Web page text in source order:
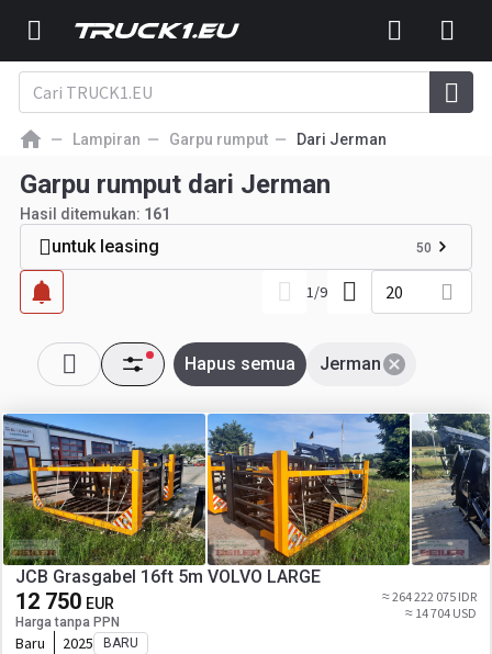
Lampiran Garpu rumput Dari Jerman
Garpu rumput dari Jerman
Hasil ditemukan: 161
untuk leasing 50
1/9 20
Jerman
Hapus semua
JCB Grasgabel 16ft 5m VOLVO LARGE
12 750 EUR
Harga tanpa PPN
≈ 264 222 075 IDR
≈ 14 704 USD
Baru 2025 BARU